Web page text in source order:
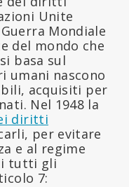
Unite
Mondiale
del mondo che
basa sul
umani nascono
acquisiti per
Nel 1948 la
diritti
per evitare
e al regime
tutti gli
7: